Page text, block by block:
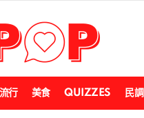
流行 美食 QUIZZES 民調